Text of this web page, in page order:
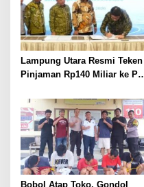
Lampung Utara Resmi Teken
Pinjaman Rp140 Miliar ke PT
Jalan
Bobol Atap Toko, Gondol